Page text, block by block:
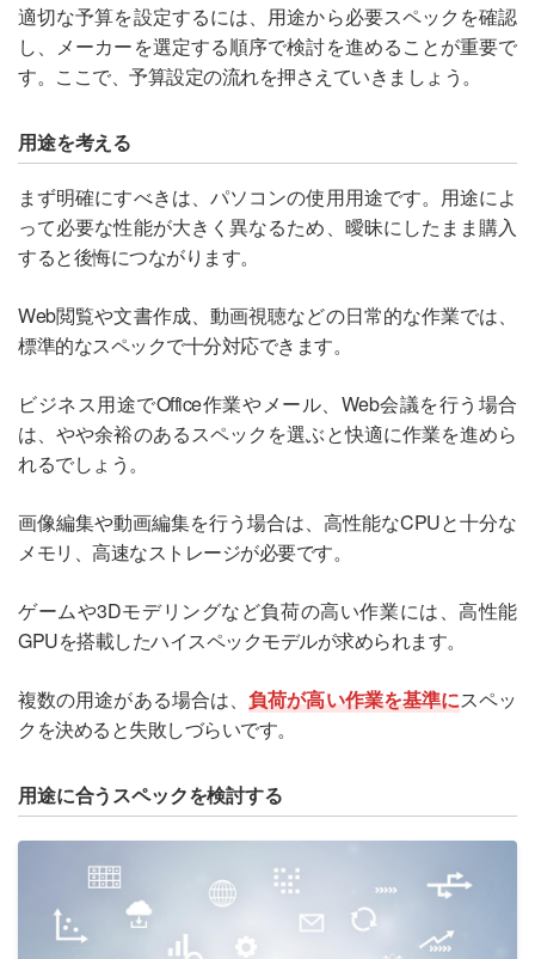
適切な予算を設定するには、用途から必要スペックを確認
し、メーカーを選定する順序で検討を進めることが重要で
す。ここで、予算設定の流れを押さえていきましょう。
用途を考える
まず明確にすべきは、パソコンの使用用途です。用途によ
って必要な性能が大きく異なるため、曖昧にしたまま購入
すると後悔につながります。
Web閲覧や文書作成、動画視聴などの日常的な作業では、
標準的なスペックで十分対応できます。
ビジネス用途でOffice作業やメール、Web会議を行う場合
は、やや余裕のあるスペックを選ぶと快適に作業を進めら
れるでしょう。
画像編集や動画編集を行う場合は、高性能なCPUと十分な
メモリ、高速なストレージが必要です。
ゲームや3Dモデリングなど負荷の高い作業には、高性能
GPUを搭載したハイスペックモデルが求められます。
複数の用途がある場合は、負荷が高い作業を基準にスペッ
クを決めると失敗しづらいです。
用途に合うスペックを検討する